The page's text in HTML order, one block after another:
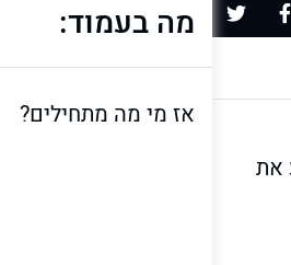
לבצע את
מה בעמוד:
אז מי מה מתחילים?